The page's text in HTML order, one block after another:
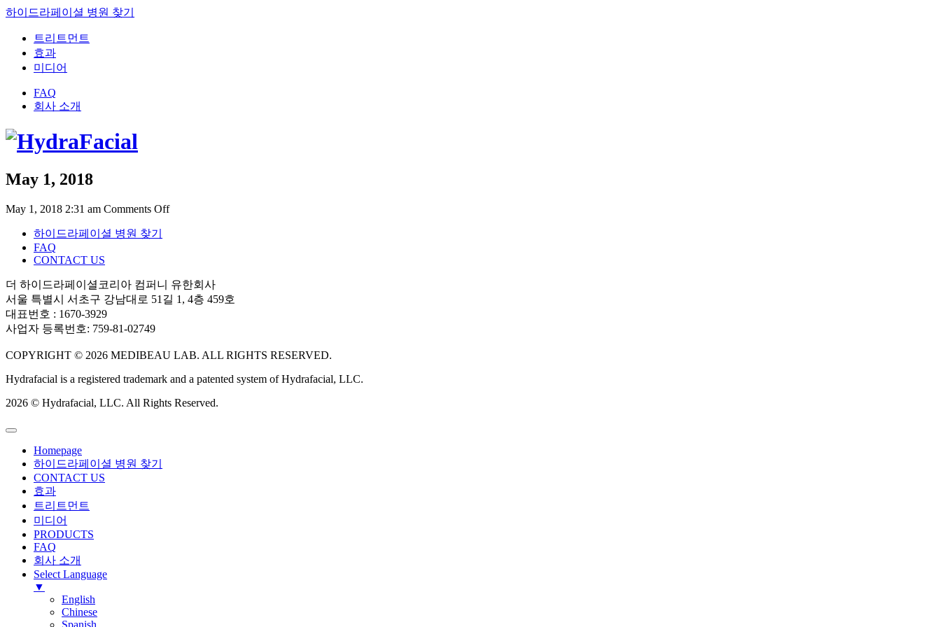
하이드라페이셜 병원 찾기
트리트먼트
효과
미디어
FAQ
회사 소개
May 1, 2018
May 1, 2018 2:31 am Comments Offon
하이드라페이셜 병원 찾기
FAQ
CONTACT US
더 하이드라페이셜코리아 컴퍼니 유한회사
서울 특별시 서초구 강남대로 51길 1, 4층 459호
대표번호 : 1670-3929
사업자 등록번호: 759-81-02749
COPYRIGHT © 2026 MEDIBEAU LAB. ALL RIGHTS RESERVED.
Hydrafacial is a registered trademark and a patented system of Hydrafacial, LLC.
2026 © Hydrafacial, LLC. All Rights Reserved.
Homepage
하이드라페이셜 병원 찾기
CONTACT US
효과
트리트먼트
미디어
PRODUCTS
FAQ
회사 소개
Select Language
▼
English
Chinese
Spanish